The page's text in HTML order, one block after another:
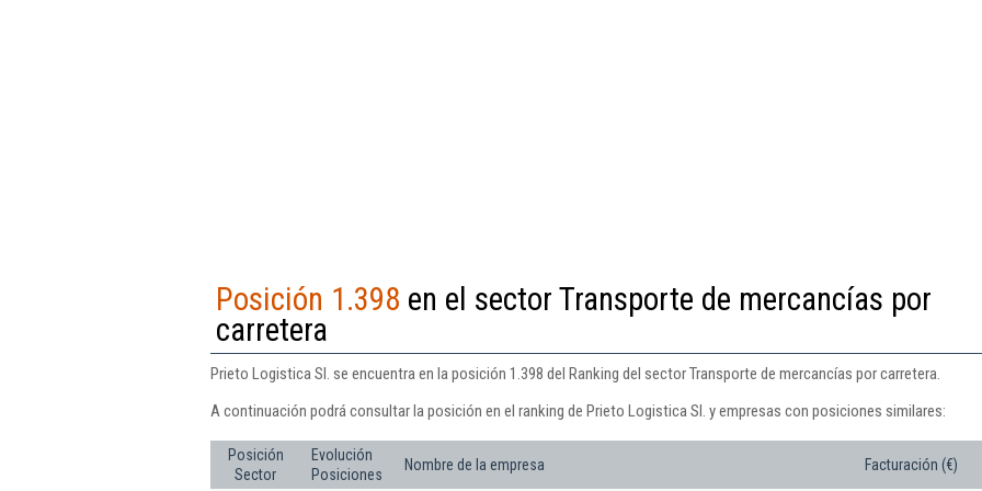
Posición 1.398 en el sector Transporte de mercancías por
carretera
Prieto Logistica Sl. se encuentra en la posición 1.398 del Ranking del sector Transporte de mercancías por carretera.
A continuación podrá consultar la posición en el ranking de Prieto Logistica Sl. y empresas con posiciones similares:
Posición
Sector
Evolución
Posiciones
Nombre de la empresa Facturación (€)